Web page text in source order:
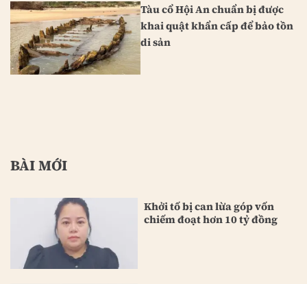
Tàu cổ Hội An chuẩn bị được
khai quật khẩn cấp để bảo tồn
di sản
BÀI MỚI
Khởi tố bị can lừa góp vốn
chiếm đoạt hơn 10 tỷ đồng